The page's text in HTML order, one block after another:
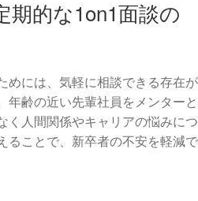
期的な1on1面談の
めには、気軽に相談できる存在が
年齢の近い先輩社員をメンターと
く人間関係やキャリアの悩みにつ
ることで、新卒者の不安を軽減で